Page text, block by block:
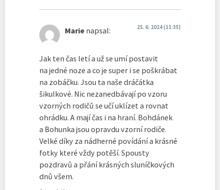
Marie napsal: 25. 6. 2024 (11:35)
Jak ten čas letí a už se umí postavit
na jedné noze a co je super i se poškrábat
na zobáčku. Jsou ta naše dráčátka
šikulkové. Nic nezanedbávají po vzoru
vzorných rodičů se učí uklízet a rovnat
ohrádku. A mají čas i na hraní. Bohdánek
a Bohunka jsou opravdu vzorní rodiče.
Velké díky za nádherné povídání a krásné
fotky které vždy potěší. Spousty
pozdravů a přání krásných sluníčkových
dnů všem.